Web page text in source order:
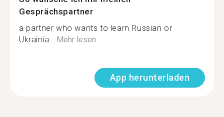
Gesprächspartner
a partner who wants to learn Russian or
Ukrainia...Mehr lesen
App herunterladen